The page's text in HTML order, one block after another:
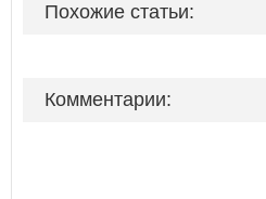
Похожие статьи:
Комментарии: